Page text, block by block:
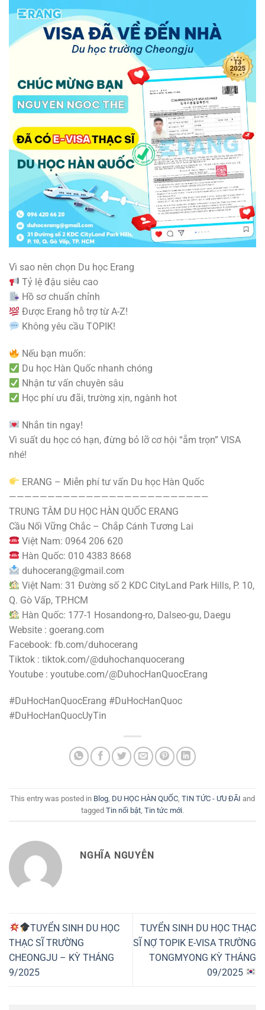
Vì sao nên chọn Du học Erang
Tỷ lệ đậu siêu cao
Hồ sơ chuẩn chỉnh
Được Erang hỗ trợ từ A-Z!
Không yêu cầu TOPIK!
Nếu bạn muốn:
Du học Hàn Quốc nhanh chóng
Nhận tư vấn chuyên sâu
Học phí ưu đãi, trường xịn, ngành hot
Nhắn tin ngay!
Vì suất du học có hạn, đừng bỏ lỡ cơ hội “ẵm trọn” VISA
nhé!
ERANG – Miễn phí tư vấn Du học Hàn Quốc
——————————————————————————
TRUNG TÂM DU HỌC HÀN QUỐC ERANG
Cầu Nối Vững Chắc – Chắp Cánh Tương Lai
Việt Nam: 0964 206 620
Hàn Quốc: 010 4383 8668
duhocerang@gmail.com
Việt Nam: 31 Đường số 2 KDC CityLand Park Hills, P. 10,
Q. Gò Vấp, TP.HCM
Hàn Quốc: 177-1 Hosandong-ro, Dalseo-gu, Daegu
Website : goerang.com
Facebook: fb.com/duhocerang
Tiktok : tiktok.com/@duhochanquocerang
Youtube : youtube.com/@DuhocHanQuocErang
#DuHocHanQuocErang #DuHocHanQuoc
#DuHocHanQuocUyTin
This entry was posted in Blog DU HỌC HÀN QUỐC TIN TỨC - ƯU ĐÃI and
tagged Tin nổi bật Tin tức mới.
NGHĨA NGUYỄN
TUYỂN SINH DU HỌC
THẠC SĨ TRƯỜNG
CHEONGJU – KỲ THÁNG
9/2025
TUYỂN SINH DU HỌC THẠC
SĨ NỢ TOPIK E-VISA TRƯỜNG
TONGMYONG KỲ THÁNG
09/2025